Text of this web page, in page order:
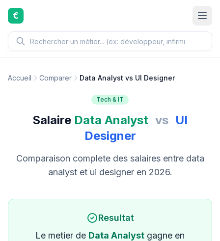
Aller au contenu principal
€
Accueil Comparer Data Analyst vs UI Designer
Tech & IT
Salaire Data Analyst vs UI
Designer
Comparaison complete des salaires entre data
analyst et ui designer en 2026.
Resultat
Le metier de Data Analyst gagne en